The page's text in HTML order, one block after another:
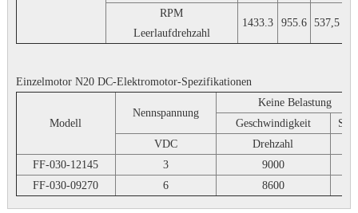
RPM
Leerlaufdrehzahl
1433.3 955.6 537,5
Einzelmotor N20 DC-Elektromotor-Spezifikationen
Modell
Nennspannung
Keine Belastung
Geschwindigkeit
VDC
Drehzahl
FF-030-12145
3 9000
FF-030-09270
6 8600